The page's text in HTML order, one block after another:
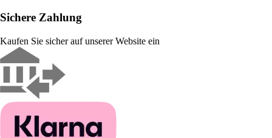
Sichere Zahlung
Kaufen Sie sicher auf unserer Website ein